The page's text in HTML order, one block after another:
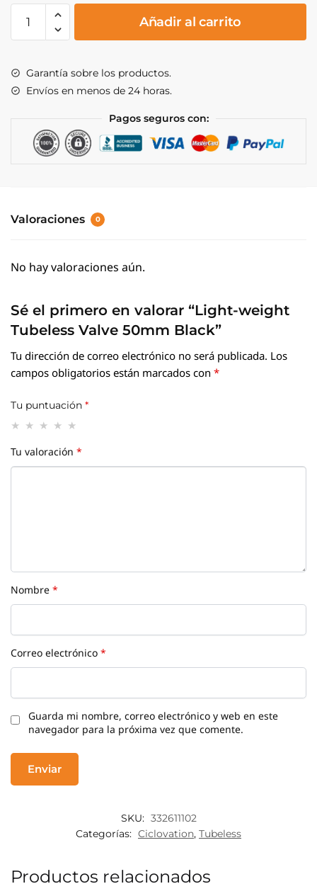
weight
50mm
Black
Añadir al carrito
Garantía sobre los productos.
Envíos en menos de 24 horas.
Pagos seguros con:
Valoraciones 0
No hay valoraciones aún.
Sé el primero en valorar “Light-weight
Tubeless Valve 50mm Black”
Tu dirección de correo electrónico no será publicada.Los
campos obligatorios están marcados con*
Tu puntuación *
Tu valoración*
Nombre*
Correo electrónico*
Guarda mi nombre, correo electrónico y web en este
navegador para la próxima vez que comente.
SKU: 332611102
Categorías: Ciclovation, Tubeless
Productos relacionados